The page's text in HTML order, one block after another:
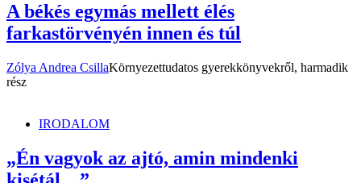
A békés egymás mellett élés
farkastörvényén innen és túl
Zólya Andrea CsillaKörnyezettudatos gyerekkönyvekről, harmadik
rész
IRODALOM
„Én vagyok az ajtó, amin mindenki